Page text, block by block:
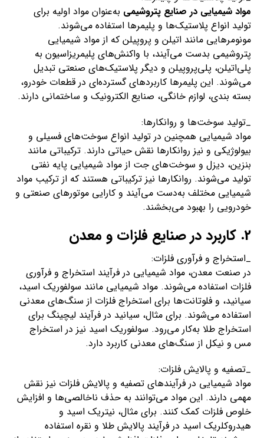
مواد شیمیایی در صنایع پتروشیمی به‌عنوان مواد اولیه برای
تولید انواع پلاستیک‌ها و پلیمرها استفاده می‌شوند.
مونومرهایی مانند اتیلن و پروپیلن که از مواد شیمیایی
پتروشیمی بدست می‌آیند، با واکنش‌های پلیمریزاسیون به
پلی‌اتیلن، پلی‌پروپیلن و دیگر پلاستیک‌های صنعتی تبدیل
می‌شوند. این پلیمرها کاربردهای گسترده‌ای در قطعات خودرو،
بسته بندی، لوازم خانگی، صنایع الکترونیک و ساختمانی دارند.
_تولید سوخت‌ها و روانکارها:
مواد شیمیایی همچنین در تولید انواع سوخت‌های فسیلی و
بیولوژیکی و نیز روانکارها نقش حیاتی دارند. ترکیباتی مانند
بنزین، دیزل و سوخت‌های جت از مواد شیمیایی پایه نفتی
تولید می‌شوند. روانکارها نیز ترکیباتی هستند که از ترکیب مواد
شیمیایی مختلف به‌دست می‌آیند و کارایی موتورهای صنعتی و
خودرویی را بهبود می‌بخشند.
2. کاربرد در صنایع فلزات و معدن
_استخراج و فرآوری فلزات:
در صنعت معدن، مواد شیمیایی در فرآیند استخراج و فرآوری
فلزات استفاده می‌شوند. مواد شیمیایی مانند سولفوریک اسید،
سیانید، و فلوتانت‌ها برای استخراج فلزات از سنگ‌های معدنی
استفاده می‌شوند. برای مثال، سیانید در فرآیند لیچینگ برای
استخراج طلا به‌کار می‌رود. سولفوریک اسید نیز در استخراج
مس و نیکل از سنگ‌های معدنی کاربرد دارد.
_تصفیه و پالایش فلزات:
مواد شیمیایی در فرآیندهای تصفیه و پالایش فلزات نیز نقش
مهمی دارند. این مواد می‌توانند به حذف ناخالصی‌ها و افزایش
خلوص فلزات کمک کنند. برای مثال، نیتریک اسید و
هیدروکلریک اسید در فرآیند پالایش طلا و نقره استفاده